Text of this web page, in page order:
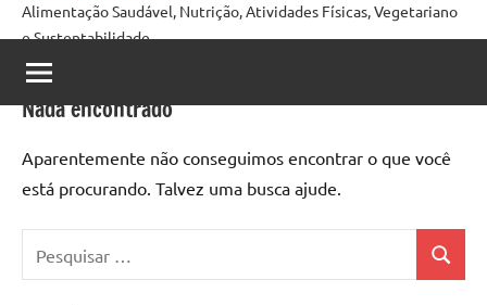
Alimentação Saudável, Nutrição, Atividades Físicas, Vegetariano
e Sustentabilidade
Nada encontrado
Aparentemente não conseguimos encontrar o que você
está procurando. Talvez uma busca ajude.
por: